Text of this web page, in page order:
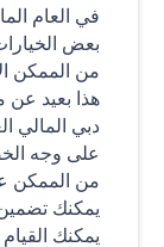
في العام
بعض
من الممكن
هذا بعيد عن
دبي المالي
على وجه
من الممكن
يمكنك تضمين
يمكنك